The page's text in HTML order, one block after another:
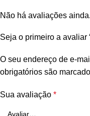
Não há avaliações ainda.
Seja o primeiro a avaliar
O seu endereço de e-
obrigatórios são
Sua avaliação *